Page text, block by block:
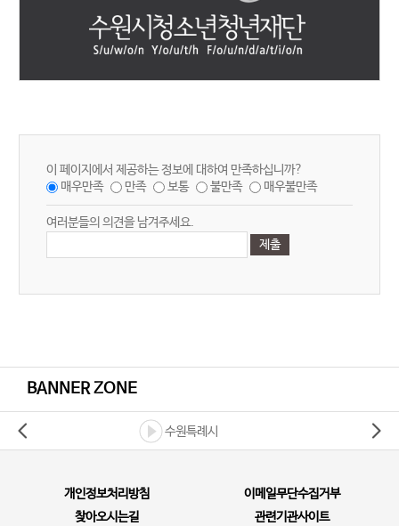
이 페이지에서 제공하는 정보에 대하여 만족하십니까?
매우만족
만족 보통 불만족 매우불만족
여러분들의 의견을 남겨주세요.
BANNER ZONE
수원특례시
개인정보처리방침
이메일무단수집거부
찾아오시는길
관련기관사이트